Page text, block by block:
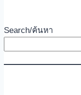
Search/ค้นหา